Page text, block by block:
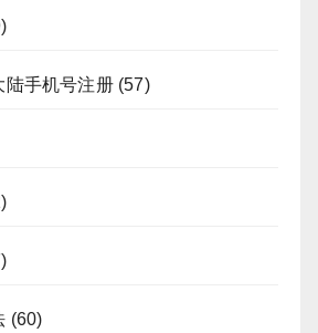
陆手机号注册(57)
(60)